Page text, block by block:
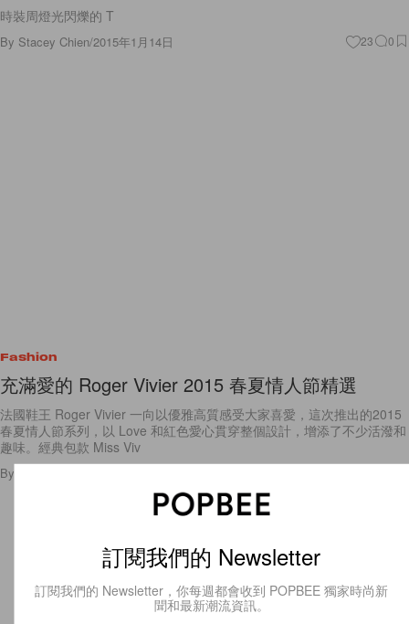
ByStacey Chien/2015年1月14日
充滿愛的 Roger Vivier 2015 春夏情人節精選
法國鞋王 Roger Vivier 一向以優雅高質感受大家喜愛，這次推出的2015
趣味。經典包款 Miss Viv
ByCala/2015年1月14日
訂閱我們的 Newsletter
訂閱我們的 Newsletter，你每週都會收到 POPBEE 獨家時尚新
聞和最新潮流資訊。